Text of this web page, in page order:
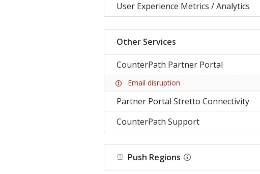
User Experience Metrics / Analytics
Other Services
CounterPath Partner Portal
Email disruption
Partner Portal Stretto Connectivity
CounterPath Support
Push Regions